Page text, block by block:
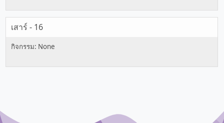
เสาร์ - 16